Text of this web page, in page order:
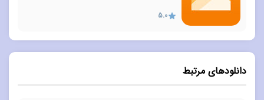
دانلودهای مرتبط
5.0